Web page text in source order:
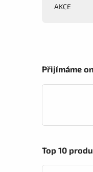
AKCE
Přijímáme
Top 10